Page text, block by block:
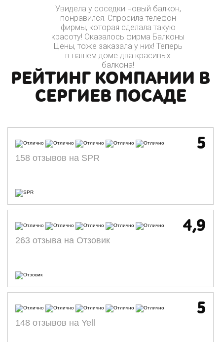
Увидела у соседки новый балкон,
понравился. Спросила телефон
фирмы, которая сделала такую
красоту! Оказалось фирма Балконы
Цены, тоже заказала у них! Теперь
в нашем доме два красивых
балкона!
РЕЙТИНГ КОМПАНИИ В
СЕРГИЕВ ПОСАДЕ
5
158 отзывов на SPR
4,9
263 отзыва на Отзовик
5
148 отзывов на Yell